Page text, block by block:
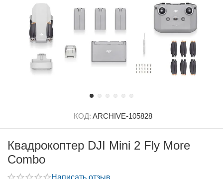
КОД: ARCHIVE-105828
Квадрокоптер DJI Mini 2 Fly More
Combo
Написать отзыв